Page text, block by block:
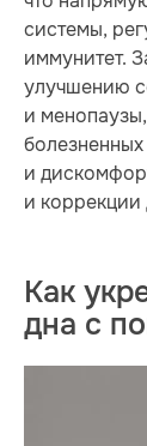
системы,
иммунитет.
улучшению
и
и
и коррекции
Как
дна c